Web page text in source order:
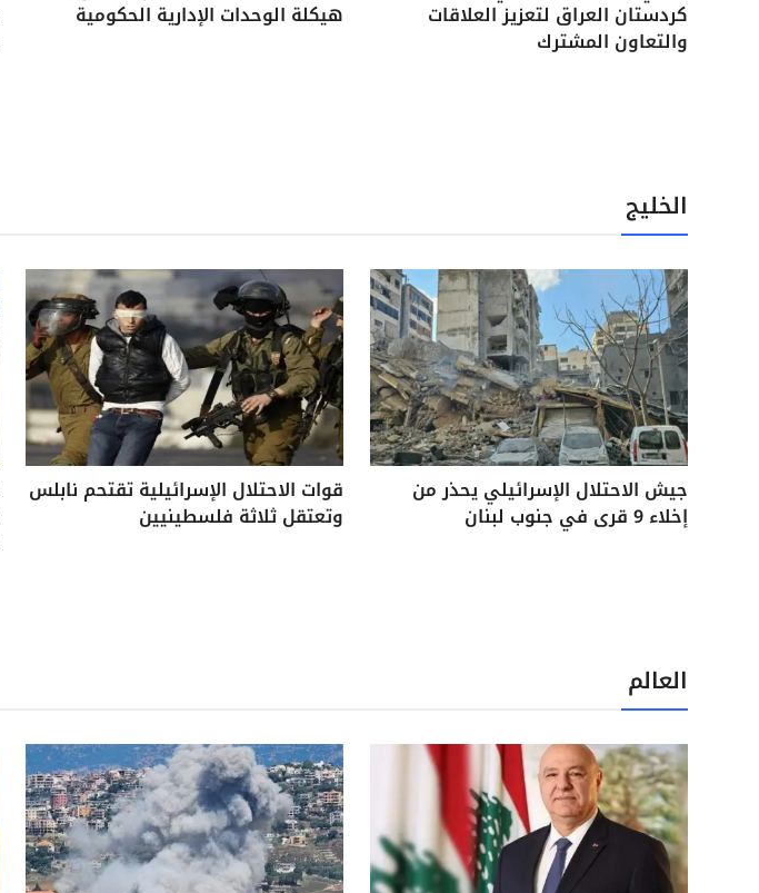
كردستان العراق لتعزيز العلاقات
والتعاون المشترك
هيكلة الوحدات الإدارية الحكومية
الخليج
جيش الاحتلال الإسرائيلي يحذر من
إخلاء 9 قرى في جنوب لبنان
قوات الاحتلال الإسرائيلية تقتحم نابلس
وتعتقل ثلاثة فلسطينيين
العالم